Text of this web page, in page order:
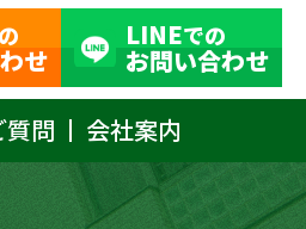
せ
LINEでの
お問い合わせ
質問 会社案内